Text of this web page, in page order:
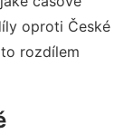
oproti České
rozdílem